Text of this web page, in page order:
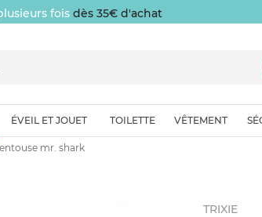
fois dès 35€ d'achat
ÉVEIL ET JOUET TOILETTE VÊTEMENT
mr. shark
TRIXIE